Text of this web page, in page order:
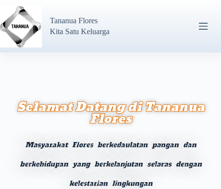
Tananua Flores
Kita Satu Keluarga
Selamat Datang di Tananua
Flores
Masyarakat Flores berkedaulatan pangan dan
berkehidupan yang berkelanjutan selaras dengan
kelestarian lingkungan